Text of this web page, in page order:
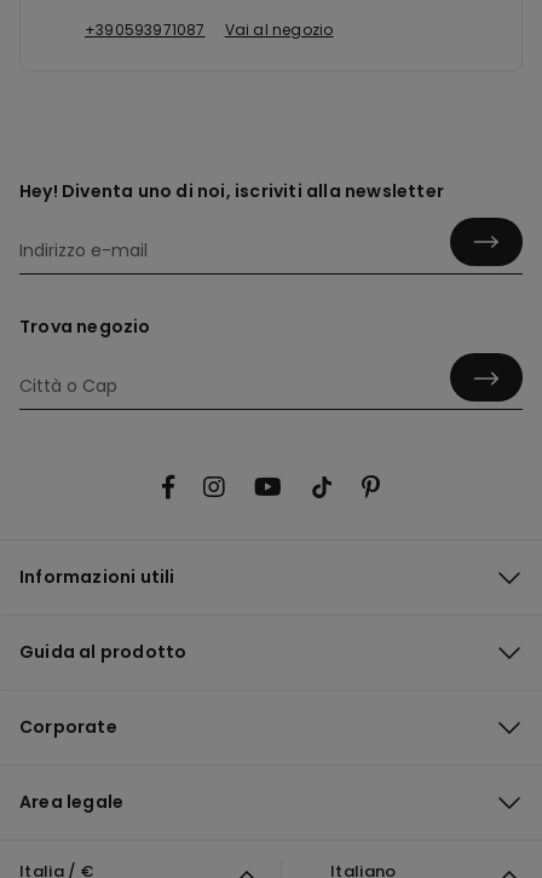
+390593971087
Vai al negozio
Hey! Diventa uno di noi, iscriviti alla newsletter
Trova negozio
Informazioni utili
Guida al prodotto
Corporate
Area legale
Italia / € Italiano